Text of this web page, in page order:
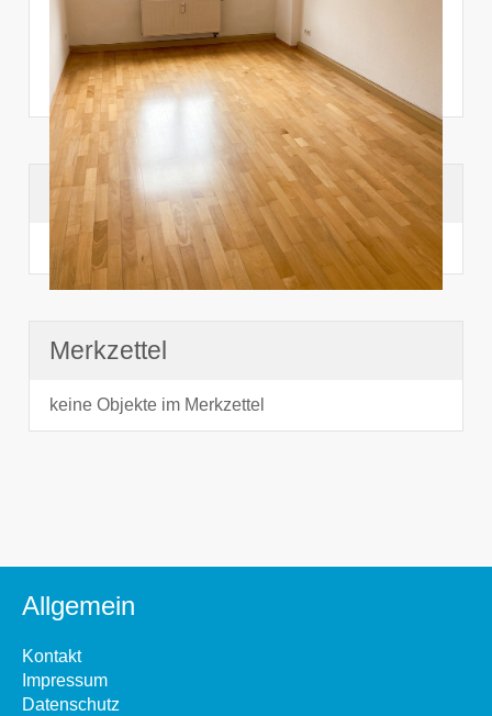
Suchhistorie
noch nichts angesehen
Merkzettel
keine Objekte im Merkzettel
Allgemein
Kontakt
Impressum
Datenschutz